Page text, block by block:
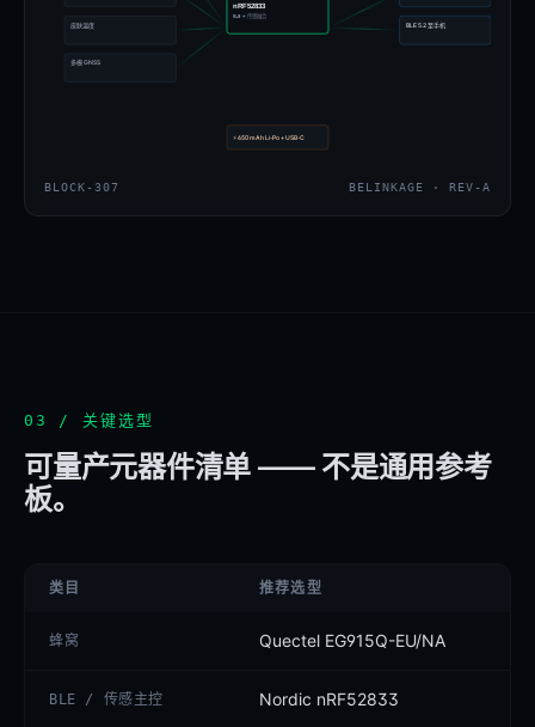
皮肤温度
多模 GNSS
nRF52833
BLE + 传感融合
BLE 5.2 至手机
⚡650 mAh Li-Po + USB-C
BLOCK-307 BELINKAGE · REV-A
03 / 关键选型
可量产元器件清单 —— 不是通用参考
板。
类目 推荐选型
蜂窝 Quectel EG915Q-EU/NA
BLE / 传感主控 Nordic nRF52833